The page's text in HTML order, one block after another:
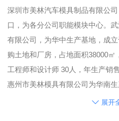
深圳市美林汽车模具制品有限公
口，为各分公司职能模块中心。
有限公司，为华中生产基地，成
购土地和厂房，占地面积38000
工程师和设计师 30人，年生产销
惠州市美林模具有限公司为华南
投资 9000万，自建厂房，占地面
展开